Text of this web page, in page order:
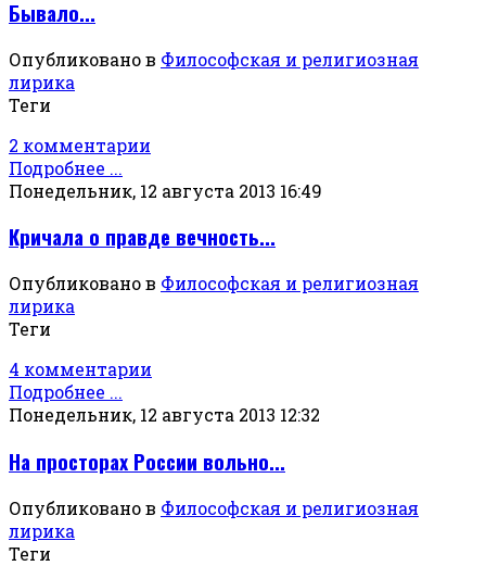
Бывало...
Опубликовано в Философская и религиозная
лирика
Теги
2 комментарии
Подробнее ...
Понедельник, 12 августа 2013 16:49
Кричала о правде вечность...
Опубликовано в Философская и религиозная
лирика
Теги
4 комментарии
Подробнее ...
Понедельник, 12 августа 2013 12:32
На просторах России вольно...
Опубликовано в Философская и религиозная
лирика
Теги